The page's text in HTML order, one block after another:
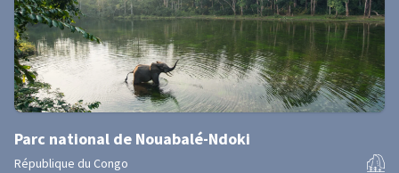
Parc national de Nouabalé-Ndoki
République du Congo